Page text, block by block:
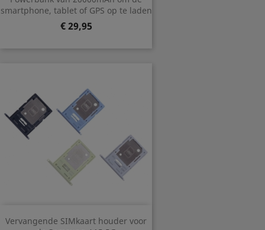
smartphone, tablet of GPS op te laden
Prijs
€ 29,95
Vervangende SIMkaart houder voor